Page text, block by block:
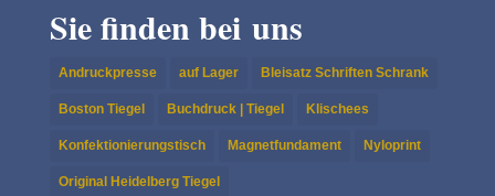
Sie finden bei uns
Andruckpresse auf Lager Bleisatz Schriften Schrank
Boston Tiegel Buchdruck | Tiegel Klischees
Konfektionierungstisch Magnetfundament Nyloprint
Original Heidelberg Tiegel